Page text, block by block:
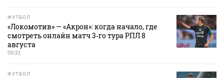
ФУТБОЛ
«Локомотив» — «Акрон»: когда начало, где
смотреть онлайн матч 3‑го тура РПЛ 8
августа
09:33
ФУТБОЛ